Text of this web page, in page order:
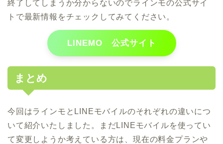
終了してしまうか分からないのでラインモの公式サイ
トで最新情報をチェックしてみてください。
LINEMO 公式サイト
まとめ
今回はラインモとLINEモバイルのそれぞれの違いにつ
いて紹介いたしました。まだLINEモバイルを使ってい
て変更しようか考えている方は、現在の料金プランや